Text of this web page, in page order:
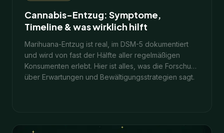
Cannabis-Entzug: Symptome,
Timeline & was wirklich hilft
Marihuana-Entzug ist real, im DSM-5 dokumentiert
und wird von fast der Hälfte aller regelmäßigen
Konsumenten erlebt. Hier ist alles, was die Forschung
über Erwartungen und Bewältigungsstrategien sagt.